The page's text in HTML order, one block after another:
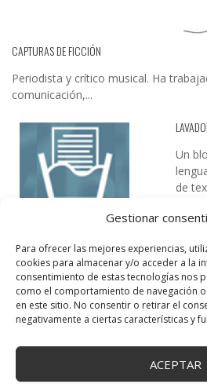
Gestionar
Para ofrecer las mejores experiencias,
cookies para almacenar y/o acceder a la
consentimiento de estas tecnologías nos
como el comportamiento de navegación
en este sitio. No consentir o retirar el
negativamente a ciertas características y
ACEPTAR
CAPTURAS DE FICCIÓN
Periodista y crítico musical. Ha
comunicación,...
Un
de
DESIREE MARTÍN